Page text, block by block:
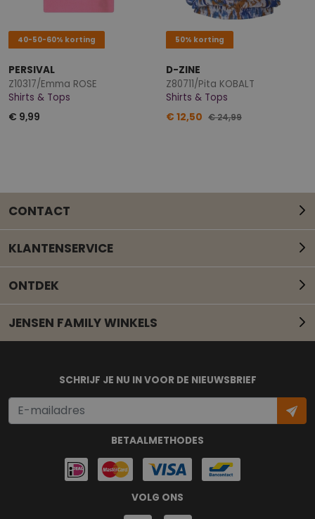
40-50-60% korting
PERSIVAL
Z10317/Emma ROSE
Shirts & Tops
€ 9,99
50% korting
D-ZINE
Z80711/Pita KOBALT
Shirts & Tops
€ 12,50 € 24,99
CONTACT
Mail onze klantenservice
KLANTENSERVICE
ONTDEK
JENSEN FAMILY WINKELS
BETAALMETHODES
SCHRIJF JE NU IN VOOR DE NIEUWSBRIEF
VOLG ONS